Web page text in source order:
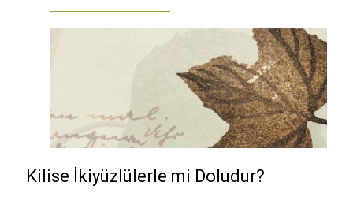
Kilise İkiyüzlülerle mi Doludur?